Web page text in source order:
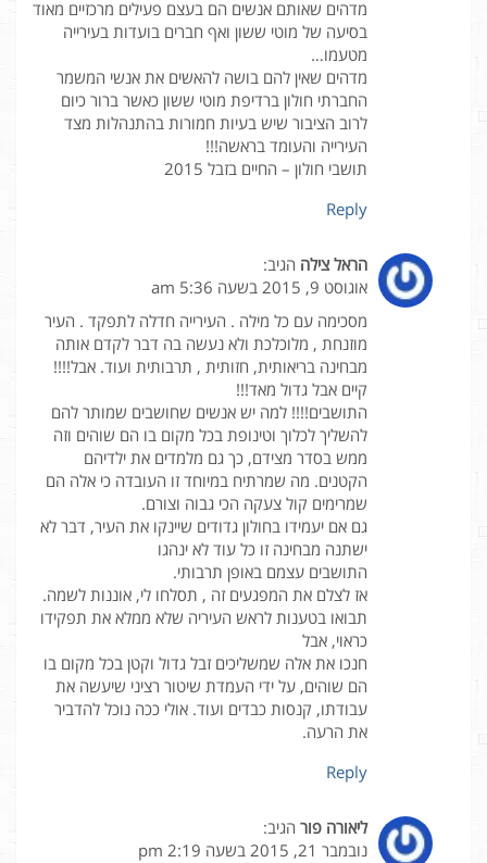
מדהים שאותם אנשים הם בעצם פעילים מרכזיים מאוד
בסיעה של מוטי ששון ואף חברים בועדות בעירייה
מטעמו…
מדהים שאין להם בושה להאשים את אנשי המשמר
החברתי חולון ברדיפת מוטי ששון כאשר ברור כיום
לרוב הציבור שיש בעיות חמורות בהתנהלות מצד
העירייה והעומד בראשה!!!
תושבי חולון – החיים בזבל 2015
Reply
הראל צילה הגיב:
אוגוסט 9, 2015 בשעה 5:36 am
מסכימה עם כל מילה . העירייה חדלה לתפקד . העיר
מוזנחת , מלוכלכת ולא נעשה בה דבר לקדם אותה
מבחינה בריאותית, חזותית , תרבותית ועוד. אבל!!!!
קיים אבל גדול מאד!!!
התושבים!!!! למה יש אנשים שחושבים שמותר להם
להשליך לכלוך וטינופת בכל מקום בו הם שוהים וזה
ממש בסדר מצידם, כך גם מלמדים את ילדיהם
הקטנים. מה שמרתיח במיוחד זו העובדה כי אלה הם
שמרימים קול צעקה הכי גבוה וצורם.
גם אם יעמידו בחולון גדודים שיינקו את העיר, דבר לא
ישתנה מבחינה זו כל עוד לא ינהגו
התושבים עצמם באופן תרבותי.
אז לצלם את המפגעים זה , תסלחו לי, אוננות לשמה.
תבואו בטענות לראש העיריה שלא ממלא את תפקידו
כראוי, אבל
חנכו את אלה שמשליכים זבל גדול וקטן בכל מקום בו
הם שוהים, על ידי העמדת שיטור רציני שיעשה את
עבודתו, קנסות כבדים ועוד. אולי ככה נוכל להדביר
את הרעה.
Reply
ליאורה פור הגיב:
נובמבר 21, 2015 בשעה 2:19 pm